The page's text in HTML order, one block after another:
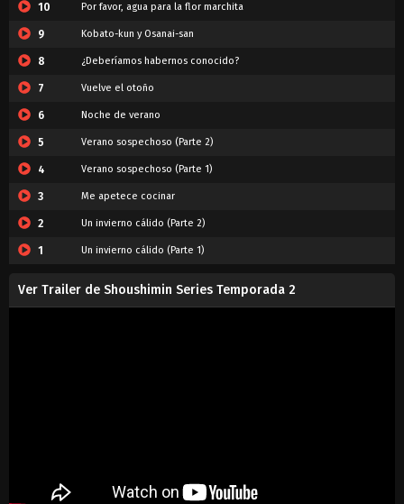
10 Por favor, agua para la flor marchita
9 Kobato-kun y Osanai-san
8 ¿Deberíamos habernos conocido?
7 Vuelve el otoño
6 Noche de verano
5 Verano sospechoso (Parte 2)
4 Verano sospechoso (Parte 1)
3 Me apetece cocinar
2 Un invierno cálido (Parte 2)
1 Un invierno cálido (Parte 1)
Ver Trailer de Shoushimin Series Temporada 2